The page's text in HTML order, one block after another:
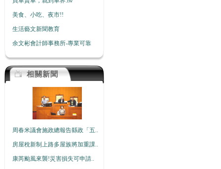
美食、小吃、夜市!!
生活藝文新聞教育
余文彬會計師事務所-專業可靠
相關新聞
周春米議會施政總報告縣政「五..
房屋稅新制上路多屋族將加重課..
康芮颱風來襲!災害損失可申請..